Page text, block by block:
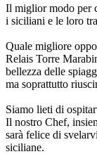
Il miglior modo per
i siciliani e le loro
Quale migliore
Relais Torre
bellezza delle
ma soprattutto
Siamo lieti di
Il nostro Chef,
sarà felice di
siciliane.